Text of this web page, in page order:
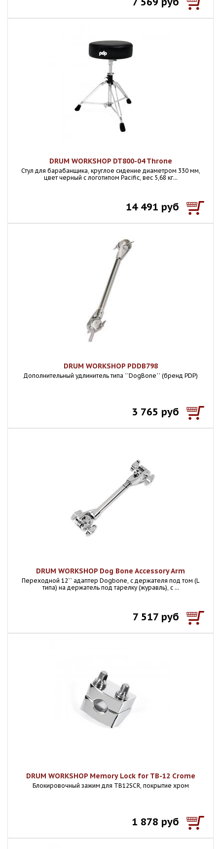
DRUM WORKSHOP DT800-04 Throne
Стул для барабанщика, круглое сидение диаметром 330 мм,
цвет черный с логотипом Pacific, вес 5,68 кг...
14 491 руб
DRUM WORKSHOP PDDB798
Дополнительный удлинитель типа ``DogBone`` (бренд PDP)
3 765 руб
DRUM WORKSHOP Dog Bone Accessory Arm
Переходной 12`` адаптер Dogbone, с держателя под том (L
типа) на держатель под тарелку (журавль), с ...
7 517 руб
DRUM WORKSHOP Memory Lock for TB-12 Crome
Блокировочный зажим для TB12SCR, покрытие хром
1 878 руб